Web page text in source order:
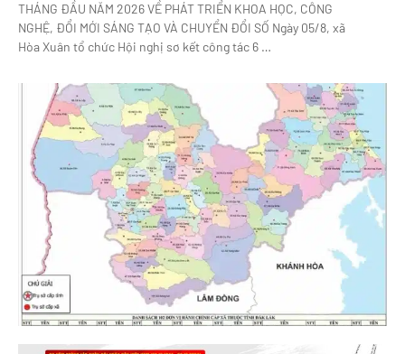
THÁNG ĐẦU NĂM 2026 VỀ PHÁT TRIỂN KHOA HỌC, CÔNG
NGHỆ, ĐỔI MỚI SÁNG TẠO VÀ CHUYỂN ĐỔI SỐ Ngày 05/8, xã
Hòa Xuân tổ chức Hội nghị sơ kết công tác 6 …